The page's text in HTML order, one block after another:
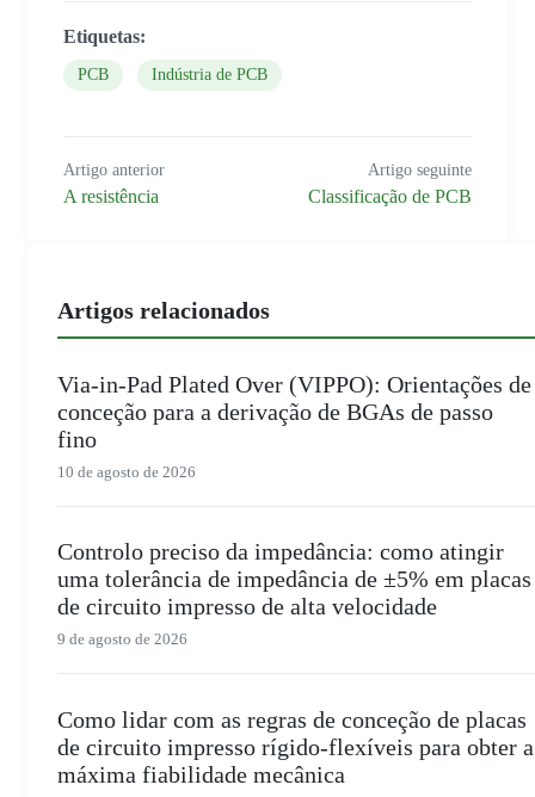
Etiquetas:
PCB Indústria de PCB
Artigo anterior
A resistência
Artigo seguinte
Classificação de PCB
Artigos relacionados
Via-in-Pad Plated Over (VIPPO): Orientações de
conceção para a derivação de BGAs de passo
fino
10 de agosto de 2026
Controlo preciso da impedância: como atingir
uma tolerância de impedância de ±5% em placas
de circuito impresso de alta velocidade
9 de agosto de 2026
Como lidar com as regras de conceção de placas
de circuito impresso rígido-flexíveis para obter a
máxima fiabilidade mecânica